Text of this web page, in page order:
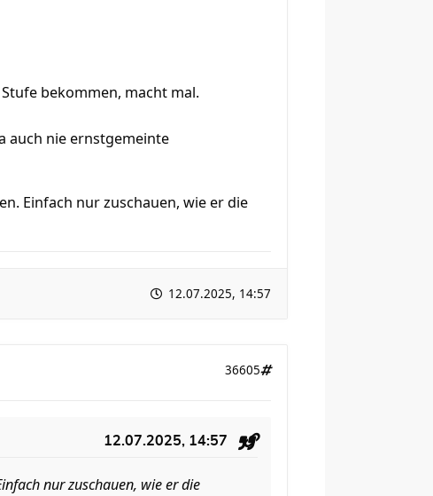
bekommen, macht mal.
auch nie ernstgemeinte
Einfach nur zuschauen, wie er die
12.07.2025, 14:57
36605
12.07.2025, 14:57
nur zuschauen, wie er die